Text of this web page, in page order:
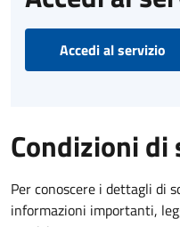
Accedi al servizio
Condizioni di
Per conoscere i dettagli di
informazioni importanti,